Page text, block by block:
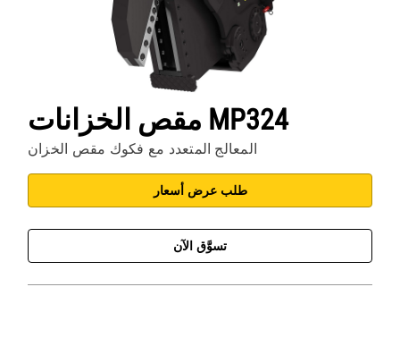
مقص الخزانات MP324
المعالج المتعدد مع فكوك مقص الخزان
طلب عرض أسعار
تسوَّق الآن